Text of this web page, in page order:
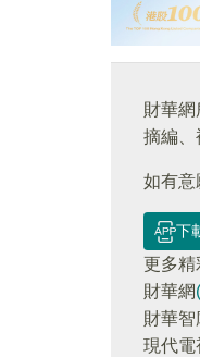
財華網
摘編、
如有意
下
更多精
財華網
財華智
現代電